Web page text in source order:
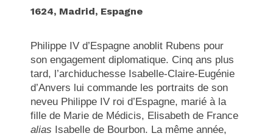
1624, Madrid, Espagne
Philippe IV d’Espagne anoblit Rubens pour
son engagement diplomatique. Cinq ans plus
tard, l’archiduchesse Isabelle-Claire-Eugénie
d’Anvers lui commande les portraits de son
neveu Philippe IV roi d’Espagne, marié à la
fille de Marie de Médicis, Elisabeth de France
alias Isabelle de Bourbon. La même année,